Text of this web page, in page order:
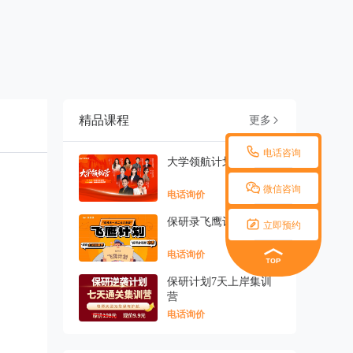
 电话咨询
 微信咨询
 立即预约
精品课程 更多 
大学领航计划
电话询价
保研录飞鹰计划
电话询价
保研计划7天上岸集训
营
电话询价